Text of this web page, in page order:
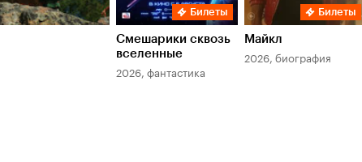
Билеты
Смешарики сквозь
вселенные
2026, фантастика
Билеты
Майкл
2026, биография